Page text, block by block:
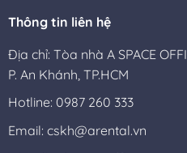
Thông tin liên hệ
Địa chỉ: Tòa nhà A SPACE
P. An Khánh, TP.HCM
Hotline: 0987 260 333
Email: cskh@arental.vn